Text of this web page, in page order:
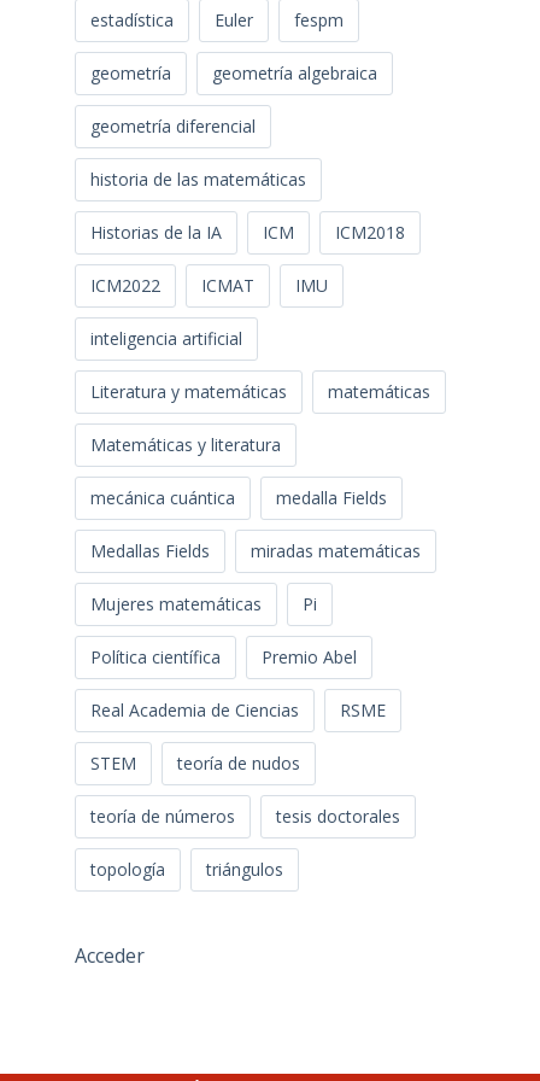
estadística Euler fespm
geometría geometría algebraica
geometría diferencial
historia de las matemáticas
Historias de la IA ICM ICM2018
ICM2022 ICMAT IMU
inteligencia artificial
Literatura y matemáticas matemáticas
Matemáticas y literatura
mecánica cuántica medalla Fields
Medallas Fields miradas matemáticas
Mujeres matemáticas Pi
Política científica Premio Abel
Real Academia de Ciencias RSME
STEM teoría de nudos
teoría de números tesis doctorales
topología triángulos
Acceder